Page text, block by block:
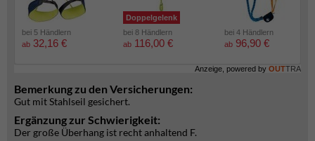
bei 5 Händlern
ab 32,16 €
Doppelgelenk
bei 8 Händlern
ab 116,00 €
bei 4 Händlern
ab 96,90 €
Anzeige, powered by OUTTRA
Bemerkung zu den Versicherungen:
Gut mit Stahlseil gesichert.
Ergänzung zur Schwierigkeit:
Der große Überhang ist recht anhaltend F.